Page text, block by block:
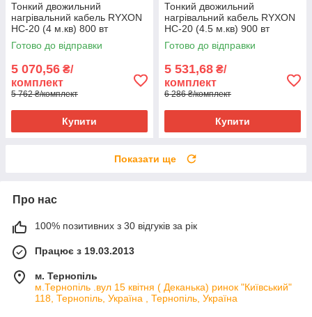
Тонкий двожильний
нагрівальний кабель RYXON
HC-20 (4 м.кв) 800 вт
Готово до відправки
5 070,56 ₴/
комплект
5 762 ₴/комплект
Купити
Тонкий двожильний
нагрівальний кабель RYXON
HC-20 (4.5 м.кв) 900 вт
Готово до відправки
5 531,68 ₴/
комплект
6 286 ₴/комплект
Купити
Показати ще
Про нас
100% позитивних з 30 відгуків за рік
Працює з 19.03.2013
м. Тернопіль
м.Тернопіль .вул 15 квітня ( Деканька) ринок "Київський"
118, Тернопіль, Україна , Тернопіль, Україна